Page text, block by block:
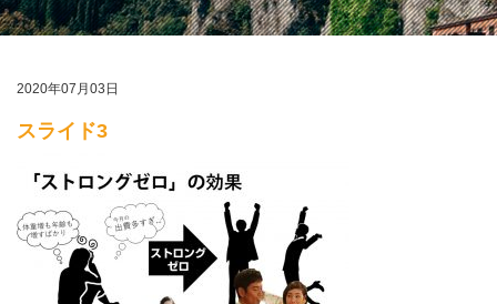
2020年07月03日
スライド3